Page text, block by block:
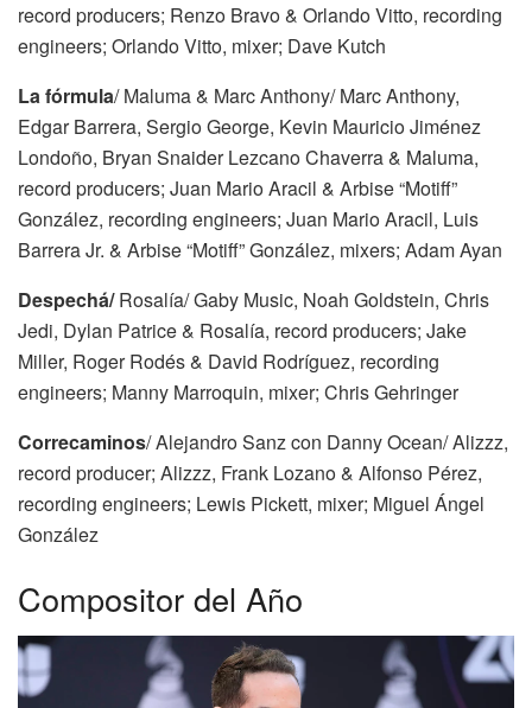
record producers; Renzo Bravo & Orlando Vitto, recording
engineers; Orlando Vitto, mixer; Dave Kutch
La fórmula/ Maluma & Marc Anthony/ Marc Anthony,
Edgar Barrera, Sergio George, Kevin Mauricio Jiménez
Londoño, Bryan Snaider Lezcano Chaverra & Maluma,
record producers; Juan Mario Aracil & Arbise “Motiff”
González, recording engineers; Juan Mario Aracil, Luis
Barrera Jr. & Arbise “Motiff” González, mixers; Adam Ayan
Despechá/Rosalía/ Gaby Music, Noah Goldstein, Chris
Jedi, Dylan Patrice & Rosalía, record producers; Jake
Miller, Roger Rodés & David Rodríguez, recording
engineers; Manny Marroquin, mixer; Chris Gehringer
Correcaminos/ Alejandro Sanz con Danny Ocean/ Alizzz,
record producer; Alizzz, Frank Lozano & Alfonso Pérez,
recording engineers; Lewis Pickett, mixer; Miguel Ángel
González
Compositor del Año